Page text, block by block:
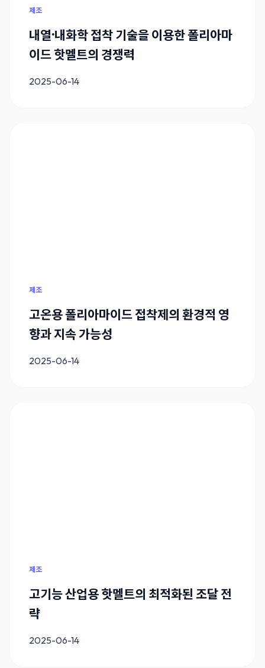
제조
내열·내화학 접착 기술을 이용한 폴리아마
이드 핫멜트의 경쟁력
2025-06-14
제조
고온용 폴리아마이드 접착제의 환경적 영
향과 지속 가능성
2025-06-14
제조
고기능 산업용 핫멜트의 최적화된 조달 전
략
2025-06-14